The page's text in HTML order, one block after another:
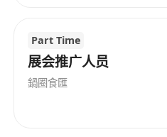
5、了解YouTube、TikTok
Part Time
展会推广人员
鍋圈食匯